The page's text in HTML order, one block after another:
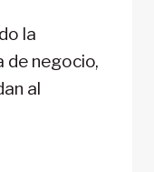
la
negocio,
al